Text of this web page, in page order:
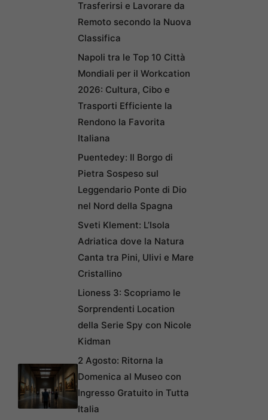
Trasferirsi e Lavorare da
Remoto secondo la Nuova
Classifica
Napoli tra le Top 10 Città
Mondiali per il Workcation
2026: Cultura, Cibo e
Trasporti Efficiente la
Rendono la Favorita
Italiana
Puentedey: Il Borgo di
Pietra Sospeso sul
Leggendario Ponte di Dio
nel Nord della Spagna
Sveti Klement: L’Isola
Adriatica dove la Natura
Canta tra Pini, Ulivi e Mare
Cristallino
Lioness 3: Scopriamo le
Sorprendenti Location
della Serie Spy con Nicole
Kidman
2 Agosto: Ritorna la
Domenica al Museo con
Ingresso Gratuito in Tutta
Italia